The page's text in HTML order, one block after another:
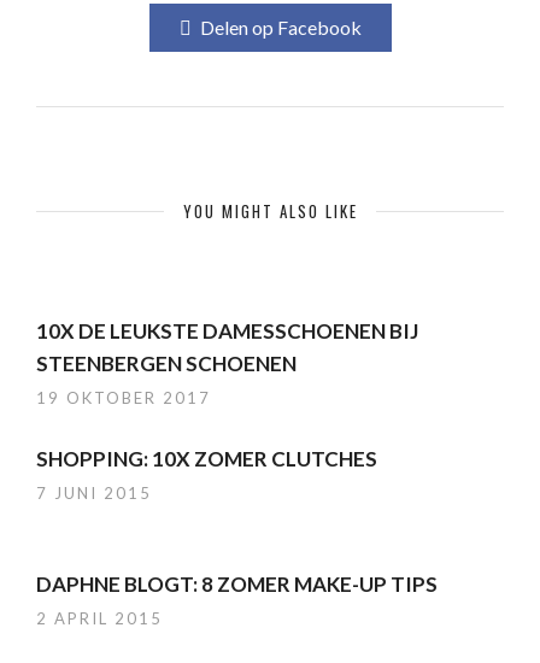
Delen op Facebook
YOU MIGHT ALSO LIKE
10X DE LEUKSTE DAMESSCHOENEN BIJ
STEENBERGEN SCHOENEN
19 OKTOBER 2017
SHOPPING: 10X ZOMER CLUTCHES
7 JUNI 2015
DAPHNE BLOGT: 8 ZOMER MAKE-UP TIPS
2 APRIL 2015